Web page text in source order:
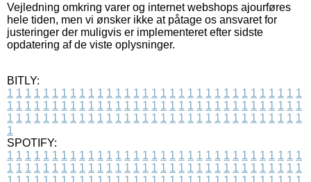
Vejledning omkring varer og internet webshops ajourføres
hele tiden, men vi ønsker ikke at påtage os ansvaret for
justeringer der muligvis er implementeret efter sidste
opdatering af de viste oplysninger.
BITLY:
1 1 1 1 1 1 1 1 1 1 1 1 1 1 1 1 1 1 1 1 1 1 1 1 1 1 1 1 1 1 1 1 1
1 1 1 1 1 1 1 1 1 1 1 1 1 1 1 1 1 1 1 1 1 1 1 1 1 1 1 1 1 1 1 1 1
1 1 1 1 1 1 1 1 1 1 1 1 1 1 1 1 1 1 1 1 1 1 1 1 1 1 1 1 1 1 1 1 1
1
SPOTIFY:
1 1 1 1 1 1 1 1 1 1 1 1 1 1 1 1 1 1 1 1 1 1 1 1 1 1 1 1 1 1 1 1 1
1 1 1 1 1 1 1 1 1 1 1 1 1 1 1 1 1 1 1 1 1 1 1 1 1 1 1 1 1 1 1 1 1